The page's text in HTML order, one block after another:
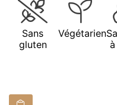
Sans
gluten
Végétarien